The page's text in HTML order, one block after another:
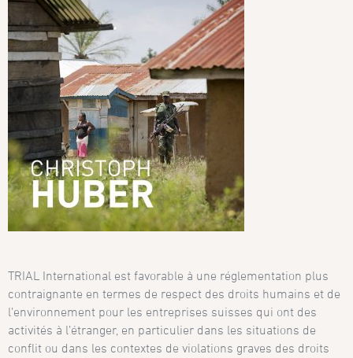
TRIAL International est favorable à une réglementation plus
contraignante en termes de respect des droits humains et de
l’environnement pour les entreprises suisses qui ont des
activités à l’étranger, en particulier dans les situations de
conflit ou dans les contextes de violations graves des droits